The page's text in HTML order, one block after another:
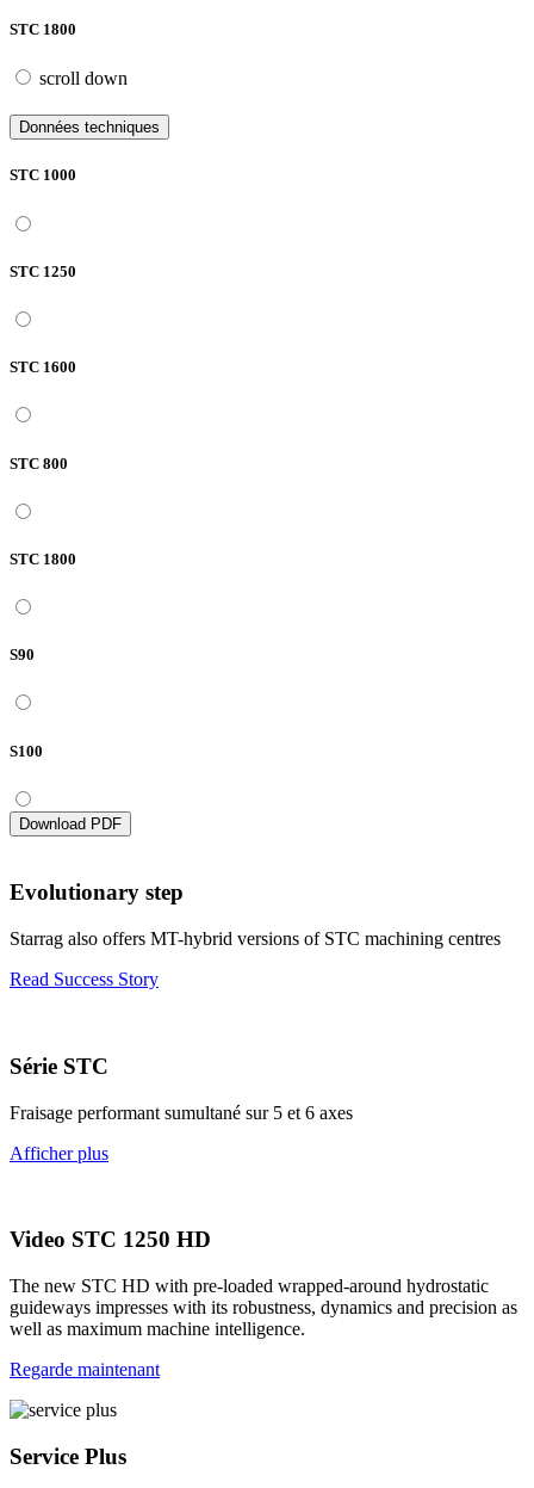
STC 1800
scroll down
Données techniques
STC 1000
STC 1250
STC 1600
STC 800
STC 1800
S90
S100
Download PDF
Evolutionary step
Starrag also offers MT-hybrid versions of STC machining centres
Read Success Story
Série STC
Fraisage performant sumultané sur 5 et 6 axes
Afficher plus
Video STC 1250 HD
The new STC HD with pre-loaded wrapped-around hydrostatic
guideways impresses with its robustness, dynamics and precision as
well as maximum machine intelligence.
Regarde maintenant
Service Plus